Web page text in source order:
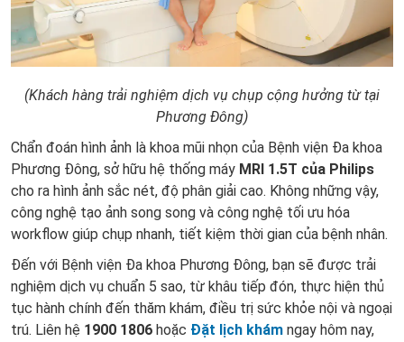
(Khách hàng trải nghiệm dịch vụ chụp cộng hưởng từ tại
Phương Đông)
Chẩn đoán hình ảnh là khoa mũi nhọn của Bệnh viện Đa khoa
Phương Đông, sở hữu hệ thống máy MRI 1.5T của Philips
cho ra hình ảnh sắc nét, độ phân giải cao. Không những vậy,
công nghệ tạo ảnh song song và công nghệ tối ưu hóa
workflow giúp chụp nhanh, tiết kiệm thời gian của bệnh nhân.
Đến với Bệnh viện Đa khoa Phương Đông, bạn sẽ được trải
nghiệm dịch vụ chuẩn 5 sao, từ khâu tiếp đón, thực hiện thủ
tục hành chính đến thăm khám, điều trị sức khỏe nội và ngoại
trú. Liên hệ 1900 1806 hoặc Đặt lịch khám ngay hôm nay,